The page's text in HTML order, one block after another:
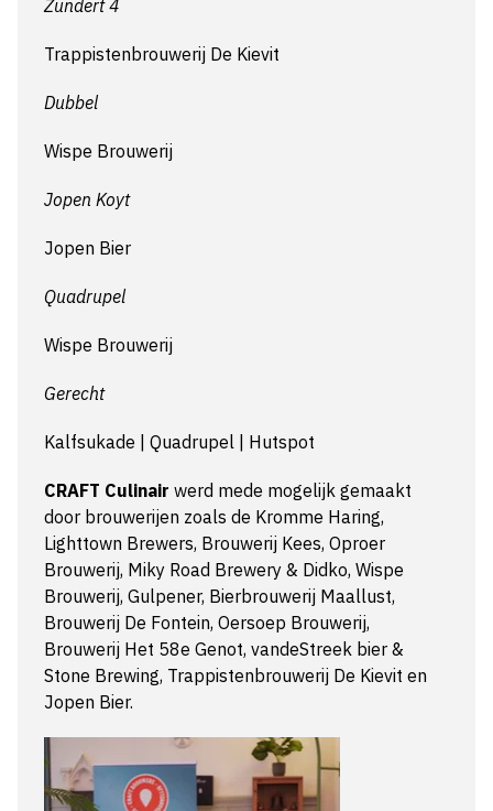
Zundert 4
Trappistenbrouwerij De Kievit
Dubbel
Wispe Brouwerij
Jopen Koyt
Jopen Bier
Quadrupel
Wispe Brouwerij
Gerecht
Kalfsukade | Quadrupel | Hutspot
CRAFT Culinair werd mede mogelijk gemaakt
door brouwerijen zoals de Kromme Haring,
Lighttown Brewers, Brouwerij Kees, Oproer
Brouwerij, Miky Road Brewery & Didko, Wispe
Brouwerij, Gulpener, Bierbrouwerij Maallust,
Brouwerij De Fontein, Oersoep Brouwerij,
Brouwerij Het 58e Genot, vandeStreek bier &
Stone Brewing, Trappistenbrouwerij De Kievit en
Jopen Bier.